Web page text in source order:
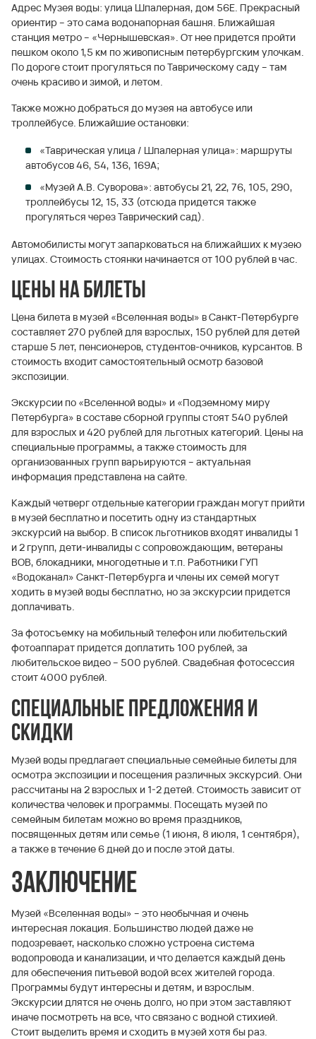
Адрес Музея воды: улица Шпалерная, дом 56Е. Прекрасный
ориентир – это сама водонапорная башня. Ближайшая
станция метро – «Чернышевская». От нее придется пройти
пешком около 1,5 км по живописным петербургским улочкам.
По дороге стоит прогуляться по Таврическому саду – там
очень красиво и зимой, и летом.
Также можно добраться до музея на автобусе или
троллейбусе. Ближайшие остановки:
«Таврическая улица / Шпалерная улица»: маршруты
автобусов 46, 54, 136, 169А;
«Музей А.В. Суворова»: автобусы 21, 22, 76, 105, 290,
троллейбусы 12, 15, 33 (отсюда придется также
прогуляться через Таврический сад).
Автомобилисты могут запарковаться на ближайших к музею
улицах. Стоимость стоянки начинается от 100 рублей в час.
Цены на билеты
Цена билета в музей «Вселенная воды» в Санкт-Петербурге
составляет 270 рублей для взрослых, 150 рублей для детей
старше 5 лет, пенсионеров, студентов-очников, курсантов. В
стоимость входит самостоятельный осмотр базовой
экспозиции.
Экскурсии по «Вселенной воды» и «Подземному миру
Петербурга» в составе сборной группы стоят 540 рублей
для взрослых и 420 рублей для льготных категорий. Цены на
специальные программы, а также стоимость для
организованных групп варьируются – актуальная
информация представлена на сайте.
Каждый четверг отдельные категории граждан могут прийти
в музей бесплатно и посетить одну из стандартных
экскурсий на выбор. В список льготников входят инвалиды 1
и 2 групп, дети-инвалиды с сопровождающим, ветераны
ВОВ, блокадники, многодетные и т.п. Работники ГУП
«Водоканал» Санкт-Петербурга и члены их семей могут
ходить в музей воды бесплатно, но за экскурсии придется
доплачивать.
За фотосъемку на мобильный телефон или любительский
фотоаппарат придется доплатить 100 рублей, за
любительское видео – 500 рублей. Свадебная фотосессия
стоит 4000 рублей.
Специальные предложения и
скидки
Музей воды предлагает специальные семейные билеты для
осмотра экспозиции и посещения различных экскурсий. Они
рассчитаны на 2 взрослых и 1-2 детей. Стоимость зависит от
количества человек и программы. Посещать музей по
семейным билетам можно во время праздников,
посвященных детям или семье (1 июня, 8 июля, 1 сентября),
а также в течение 6 дней до и после этой даты.
Заключение
Музей «Вселенная воды» – это необычная и очень
интересная локация. Большинство людей даже не
подозревает, насколько сложно устроена система
водопровода и канализации, и что делается каждый день
для обеспечения питьевой водой всех жителей города.
Программы будут интересны и детям, и взрослым.
Экскурсии длятся не очень долго, но при этом заставляют
иначе посмотреть на все, что связано с водной стихией.
Стоит выделить время и сходить в музей хотя бы раз.